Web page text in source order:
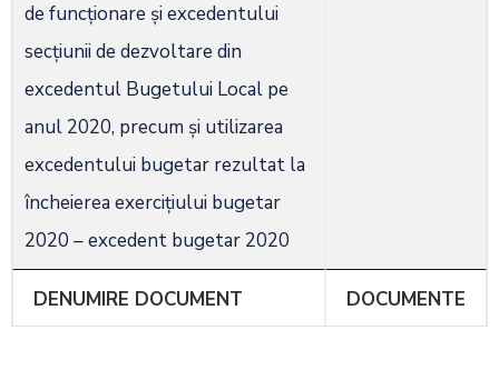
de funcţionare şi excedentului
secţiunii de dezvoltare din
excedentul Bugetului Local pe
anul 2020, precum şi utilizarea
excedentului bugetar rezultat la
încheierea exerciţiului bugetar
2020 – excedent bugetar 2020
DENUMIRE DOCUMENT DOCUMENTE